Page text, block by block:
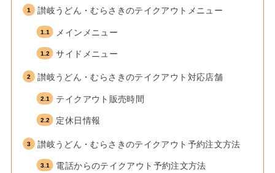
讃岐うどん・むらさきのテイクアウトメニュー
メインメニュー
サイドメニュー
讃岐うどん・むらさきのテイクアウト対応店舗
テイクアウト販売時間
定休日情報
讃岐うどん・むらさきのテイクアウト予約注文方法
電話からのテイクアウト予約注文方法